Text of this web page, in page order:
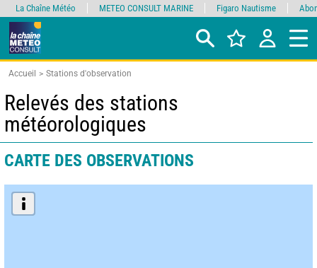
Accueil Stations d'observation
Relevés des stations
météorologiques
CARTE DES OBSERVATIONS
La Chaîne Météo METEO CONSULT MARINE Figaro Nautisme